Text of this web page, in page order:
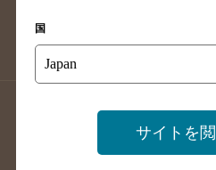
沖縄県の
店舗登録方法のご案内
店
掲載店舗様
国
サイトを